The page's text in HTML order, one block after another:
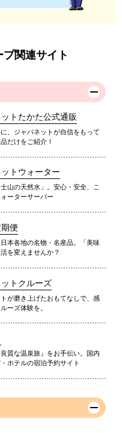
関連サイト
トたかた公式通販
、ジャパネットが自信をもって
だけをご紹介！
トウォーター
山の天然水」。安心・安全、こ
ーターサーバー
便
本各地の名物・名産品。「美味
を変えませんか？
トクルーズ
が磨き上げたおもてなしで、感
ーズ体験を。
質な温泉旅』をお手伝い。国内
ホテルの宿泊予約サイト